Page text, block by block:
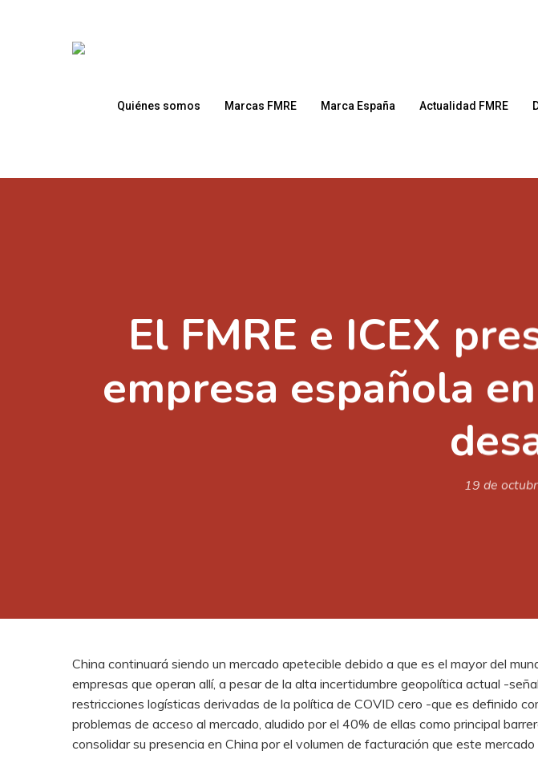
Quiénes somos Marcas FMRE Marca España Actualidad FMRE
El FMRE e ICEX
empresa española
19 de
China continuará siendo un mercado apetecible debido a que es el mayor del
empresas que operan allí, a pesar de la alta incertidumbre geopolítica actual -
restricciones logísticas derivadas de la política de COVID cero -que es definido
problemas de acceso al mercado, aludido por el 40% de ellas como principal
consolidar su presencia en China por el volumen de facturación que este